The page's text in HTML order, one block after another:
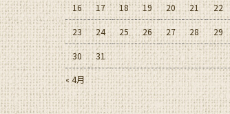
« 4月
16 17 18 19 20 21 22
23 24 25 26 27 28 29
30 31